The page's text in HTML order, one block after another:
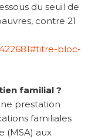
du seuil de
contre 21
bloc-
familial ?
prestation
familiales
(MSA) aux